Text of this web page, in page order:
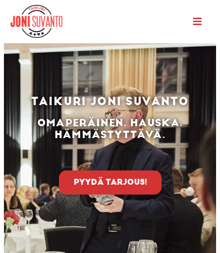
TAIKURI JONI SUVANTO
OMAPERÄINEN. HAUSKA.
HÄMMÄSTYTTÄVÄ.
PYYDÄ TARJOUS!